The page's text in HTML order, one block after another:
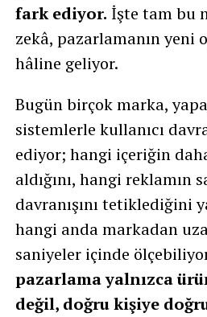
fark ediyor. İşte tam bu
zekâ, pazarlamanın yeni
hâline geliyor.
Bugün birçok marka,
sistemlerle kullanıcı
ediyor; hangi içeriğin
aldığını, hangi reklamın
davranışını tetiklediğini
hangi anda markadan
saniyeler içinde
pazarlama yalnızca
değil, doğru kişiye